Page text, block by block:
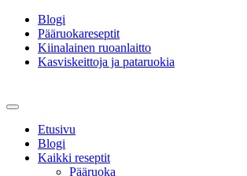
Skip
content
Blogi
Pääruokareseptit
Kiinalainen ruoanlaitto
Kasviskeittoja ja pataruokia
Kasvisannos –
Vegeruokaa, reseptejä ja
Primary
Etusivu
Blogi
Kaikki reseptit
Pääruoka